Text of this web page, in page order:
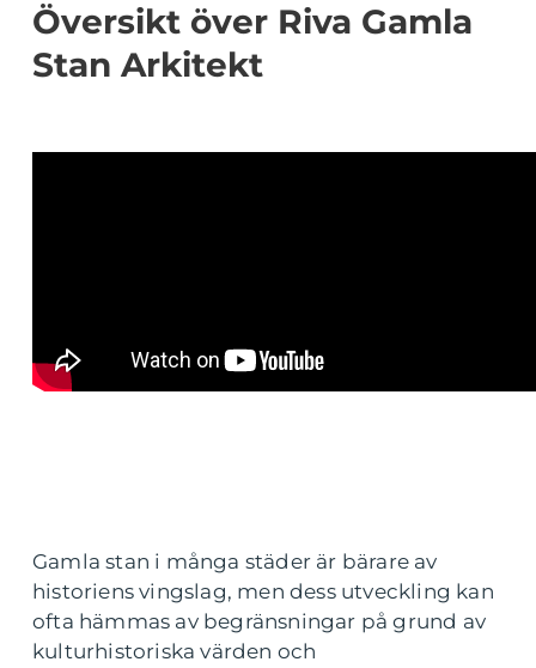
Översikt över Riva Gamla
Stan Arkitekt
Gamla stan i många städer är bärare av
historiens vingslag, men dess utveckling kan
ofta hämmas av begränsningar på grund av
kulturhistoriska värden och